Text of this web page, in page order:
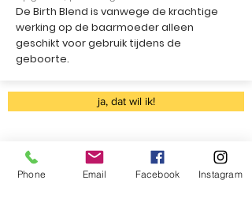
De Birth Blend is vanwege de krachtige
werking op de baarmoeder alleen
geschikt voor gebruik tijdens de
geboorte.
ja, dat wil ik!
Phone Email Facebook Instagram